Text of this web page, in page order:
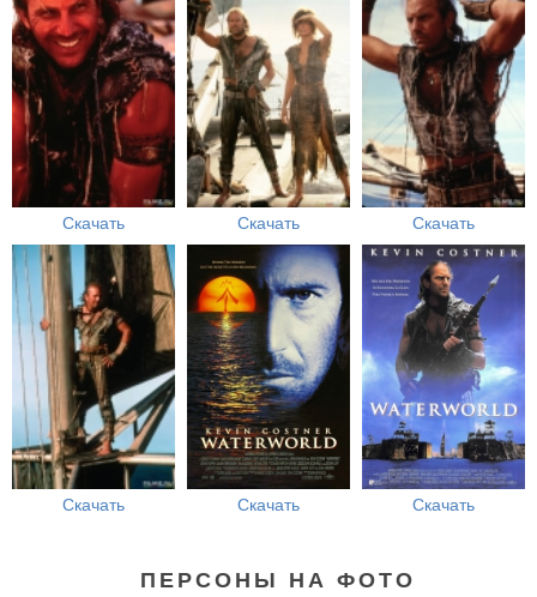
Скачать Скачать Скачать
Скачать Скачать Скачать
ПЕРСОНЫ НА ФОТО